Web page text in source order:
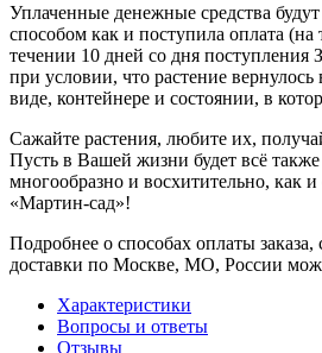
Уплаченные денежные средства
способом как и поступила оплата (на
течении 10 дней со дня поступления
при условии, что растение
виде, контейнере и состоянии, в
Сажайте растения, любите их,
Пусть в Вашей жизни будет всё
многообразно и восхитительно, как
«Мартин-сад»!
Подробнее о способах оплаты
доставки по Москве, МО, России
Характеристики
Вопросы и ответы
Отзывы